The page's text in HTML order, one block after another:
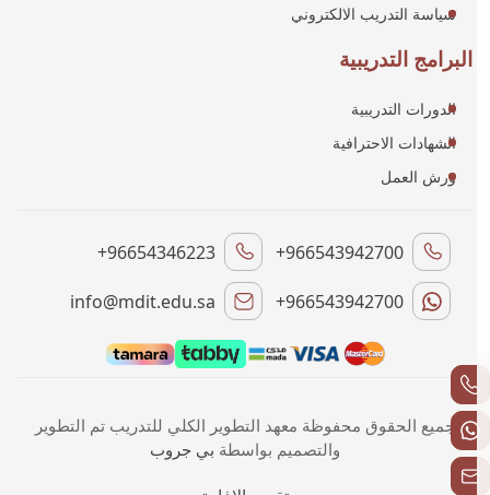
سياسة التدريب الالكتروني
البرامج التدريبية
الدورات التدريبية
الشهادات الاحترافية
ورش العمل
+966543942700
+96654346223
+966543942700
info@mdit.edu.sa
جميع الحقوق محفوظة معهد التطوير الكلي للتدريب تم التطوير
والتصميم بواسطة بي جروب